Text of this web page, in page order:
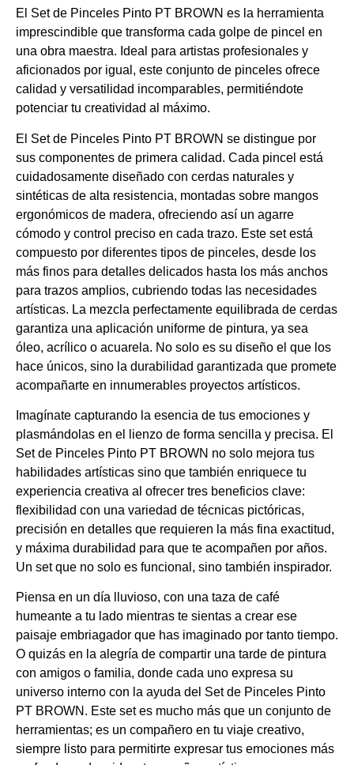
El Set de Pinceles Pinto PT BROWN es la herramienta
imprescindible que transforma cada golpe de pincel en
una obra maestra. Ideal para artistas profesionales y
aficionados por igual, este conjunto de pinceles ofrece
calidad y versatilidad incomparables, permitiéndote
potenciar tu creatividad al máximo.
El Set de Pinceles Pinto PT BROWN se distingue por
sus componentes de primera calidad. Cada pincel está
cuidadosamente diseñado con cerdas naturales y
sintéticas de alta resistencia, montadas sobre mangos
ergonómicos de madera, ofreciendo así un agarre
cómodo y control preciso en cada trazo. Este set está
compuesto por diferentes tipos de pinceles, desde los
más finos para detalles delicados hasta los más anchos
para trazos amplios, cubriendo todas las necesidades
artísticas. La mezcla perfectamente equilibrada de cerdas
garantiza una aplicación uniforme de pintura, ya sea
óleo, acrílico o acuarela. No solo es su diseño el que los
hace únicos, sino la durabilidad garantizada que promete
acompañarte en innumerables proyectos artísticos.
Imagínate capturando la esencia de tus emociones y
plasmándolas en el lienzo de forma sencilla y precisa. El
Set de Pinceles Pinto PT BROWN no solo mejora tus
habilidades artísticas sino que también enriquece tu
experiencia creativa al ofrecer tres beneficios clave:
flexibilidad con una variedad de técnicas pictóricas,
precisión en detalles que requieren la más fina exactitud,
y máxima durabilidad para que te acompañen por años.
Un set que no solo es funcional, sino también inspirador.
Piensa en un día lluvioso, con una taza de café
humeante a tu lado mientras te sientas a crear ese
paisaje embriagador que has imaginado por tanto tiempo.
O quizás en la alegría de compartir una tarde de pintura
con amigos o familia, donde cada uno expresa su
universo interno con la ayuda del Set de Pinceles Pinto
PT BROWN. Este set es mucho más que un conjunto de
herramientas; es un compañero en tu viaje creativo,
siempre listo para permitirte expresar tus emociones más